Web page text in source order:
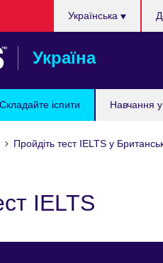
Україна
Складайте іспити Навчання у
Українська
Пройдіть тест IELTS у
IELTS